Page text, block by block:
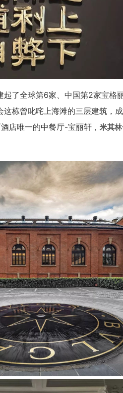
起了全球第6家、中国第2家宝格
这栋曾叱咤上海滩的三层建筑，
店唯一的中餐厅-宝丽轩， 米其